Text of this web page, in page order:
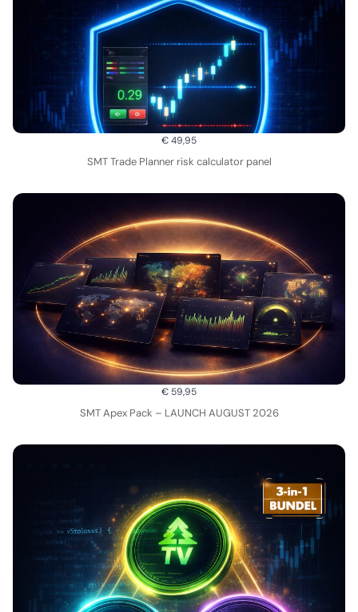
€ 49,95
SMT Trade Planner risk calculator panel
€ 59,95
SMT Apex Pack – LAUNCH AUGUST 2026